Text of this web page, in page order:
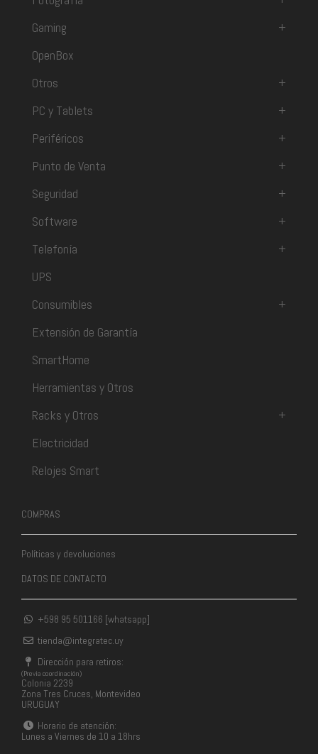
Gaming
+
OpenBox
Otros
+
PC y Tablets
+
Periféricos
+
Punto de Venta
+
Seguridad
+
Software
+
Telefonía
+
UPS
Consumibles
+
Extensión de Garantía
SmartHome
Herramientas y Otros
Racks y Otros
+
Electricidad
Relojes Smart
COMPRAS
Políticas y devoluciones
DATOS DE CONTACTO
+598 95 501166 [whatsapp]
tienda@integratec.uy
Dirección para retiros:
(Previa coordinación)
Colonia 2239
Zona Tres Cruces, Montevideo
URUGUAY
Horario de atención:
Lunes a Viernes de 10 a 18hrs